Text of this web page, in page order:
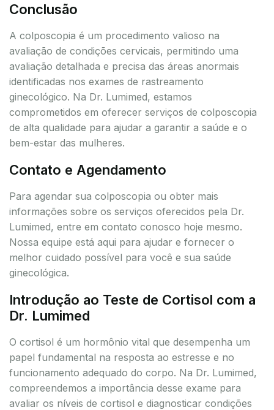
Conclusão
A colposcopia é um procedimento valioso na
avaliação de condições cervicais, permitindo uma
avaliação detalhada e precisa das áreas anormais
identificadas nos exames de rastreamento
ginecológico. Na Dr. Lumimed, estamos
comprometidos em oferecer serviços de colposcopia
de alta qualidade para ajudar a garantir a saúde e o
bem-estar das mulheres.
Contato e Agendamento
Para agendar sua colposcopia ou obter mais
informações sobre os serviços oferecidos pela Dr.
Lumimed, entre em contato conosco hoje mesmo.
Nossa equipe está aqui para ajudar e fornecer o
melhor cuidado possível para você e sua saúde
ginecológica.
Introdução ao Teste de Cortisol com a
Dr. Lumimed
O cortisol é um hormônio vital que desempenha um
papel fundamental na resposta ao estresse e no
funcionamento adequado do corpo. Na Dr. Lumimed,
compreendemos a importância desse exame para
avaliar os níveis de cortisol e diagnosticar condições